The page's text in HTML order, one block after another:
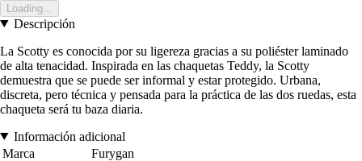
Loading...
Descripción
La Scotty es conocida por su ligereza gracias a su poliéster laminado
de alta tenacidad. Inspirada en las chaquetas Teddy, la Scotty
demuestra que se puede ser informal y estar protegido. Urbana,
discreta, pero técnica y pensada para la práctica de las dos ruedas, esta
chaqueta será tu baza diaria.
Información adicional
Marca
Furygan